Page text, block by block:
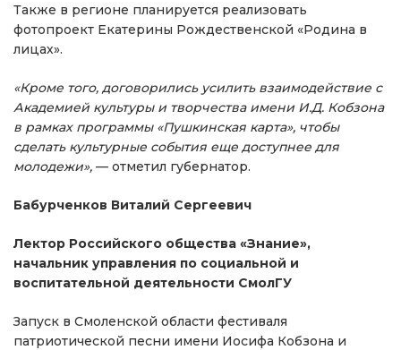
Также в регионе планируется реализовать
фотопроект Екатерины Рождественской «Родина в
лицах».
«Кроме того, договорились усилить взаимодействие с
Академией культуры и творчества имени И.Д. Кобзона
в рамках программы «Пушкинская карта», чтобы
сделать культурные события еще доступнее для
молодежи», — отметил губернатор.
Бабурченков Виталий Сергеевич
Лектор Российского общества «Знание»,
начальник управления по социальной и
воспитательной деятельности СмолГУ
Запуск в Смоленской области фестиваля
патриотической песни имени Иосифа Кобзона и